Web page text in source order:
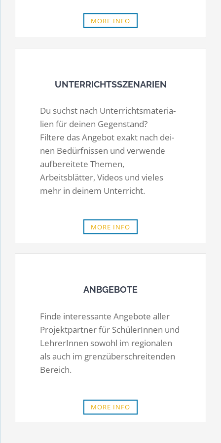
MORE INFO
UNTERRICHTSSZENARIEN
Du suchst nach Un­ter­richts­ma­te­ria­
lien für dei­nen Ge­gen­stand?
Fil­te­re das An­ge­bot exakt nach dei­
nen Be­dürf­nis­sen und verwende
auf­be­rei­te­te The­men,
Arbeitsblätter, Videos und vieles
mehr in deinem Unterricht.
MORE INFO
ANBGEBOTE
Finde in­te­res­san­te An­­ge­­bo­­te aller
Pro­­jekt­­par­­tner für Schü­­ler­­Innen und
Lehrer­­Innen so­­wohl im re­­gio­­na­­len
als auch im grenz­­über­­schrei­­ten­­den
Be­reich.
MORE INFO